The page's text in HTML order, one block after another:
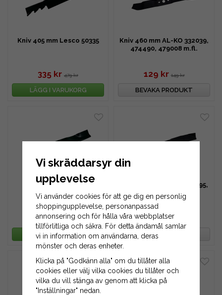
Kniv 405 mm Lesco 50335
335 kr 479 kr
LÄGG I VARUKORG
Kniv 460 mm AL-KO 332039,
474490, 479008 m.fl.
129 kr 149 kr
BEVAKA PRODUKT
Kniv 470 mm Ariens
02961700
299 kr 479 kr
LÄGG I VARUKORG
Kniv 508 mm AL-KO 118995,
462705, 440126 m.fl.
129 kr 149 kr
BEVAKA PRODUKT
Vi skräddarsyr din
upplevelse
Vi använder cookies för att ge dig en personlig
shoppingupplevelse, personanpassad
annonsering och för hålla våra webbplatser
tillförlitliga och säkra. För detta ändamål samlar
vi in information om användarna, deras
mönster och deras enheter.
Klicka på "Godkänn alla" om du tillåter alla
cookies eller välj vilka cookies du tillåter och
vilka du vill stänga av genom att klicka på
"Inställningar" nedan.